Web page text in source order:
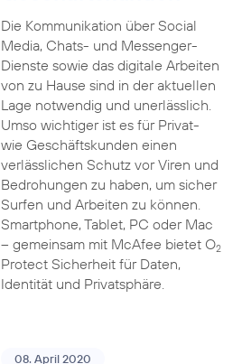
Die Kommunikation über Social
Media, Chats- und Messenger-
Dienste sowie das digitale Arbeiten
von zu Hause sind in der aktuellen
Lage notwendig und unerlässlich.
Umso wichtiger ist es für Privat-
wie Geschäftskunden einen
verlässlichen Schutz vor Viren und
Bedrohungen zu haben, um sicher
Surfen und Arbeiten zu können.
Smartphone, Tablet, PC oder Mac
– gemeinsam mit McAfee bietet O2
Protect Sicherheit für Daten,
Identität und Privatsphäre.
08. April 2020